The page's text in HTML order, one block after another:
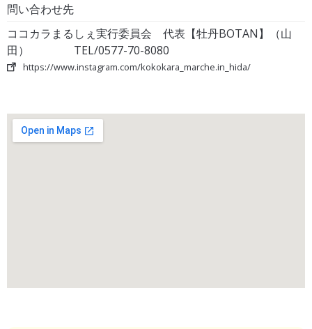
問い合わせ先
ココカラまるしぇ実行委員会 代表【牡丹BOTAN】（山
田） TEL/0577-70-8080
https://www.instagram.com/kokokara_marche.in_hida/